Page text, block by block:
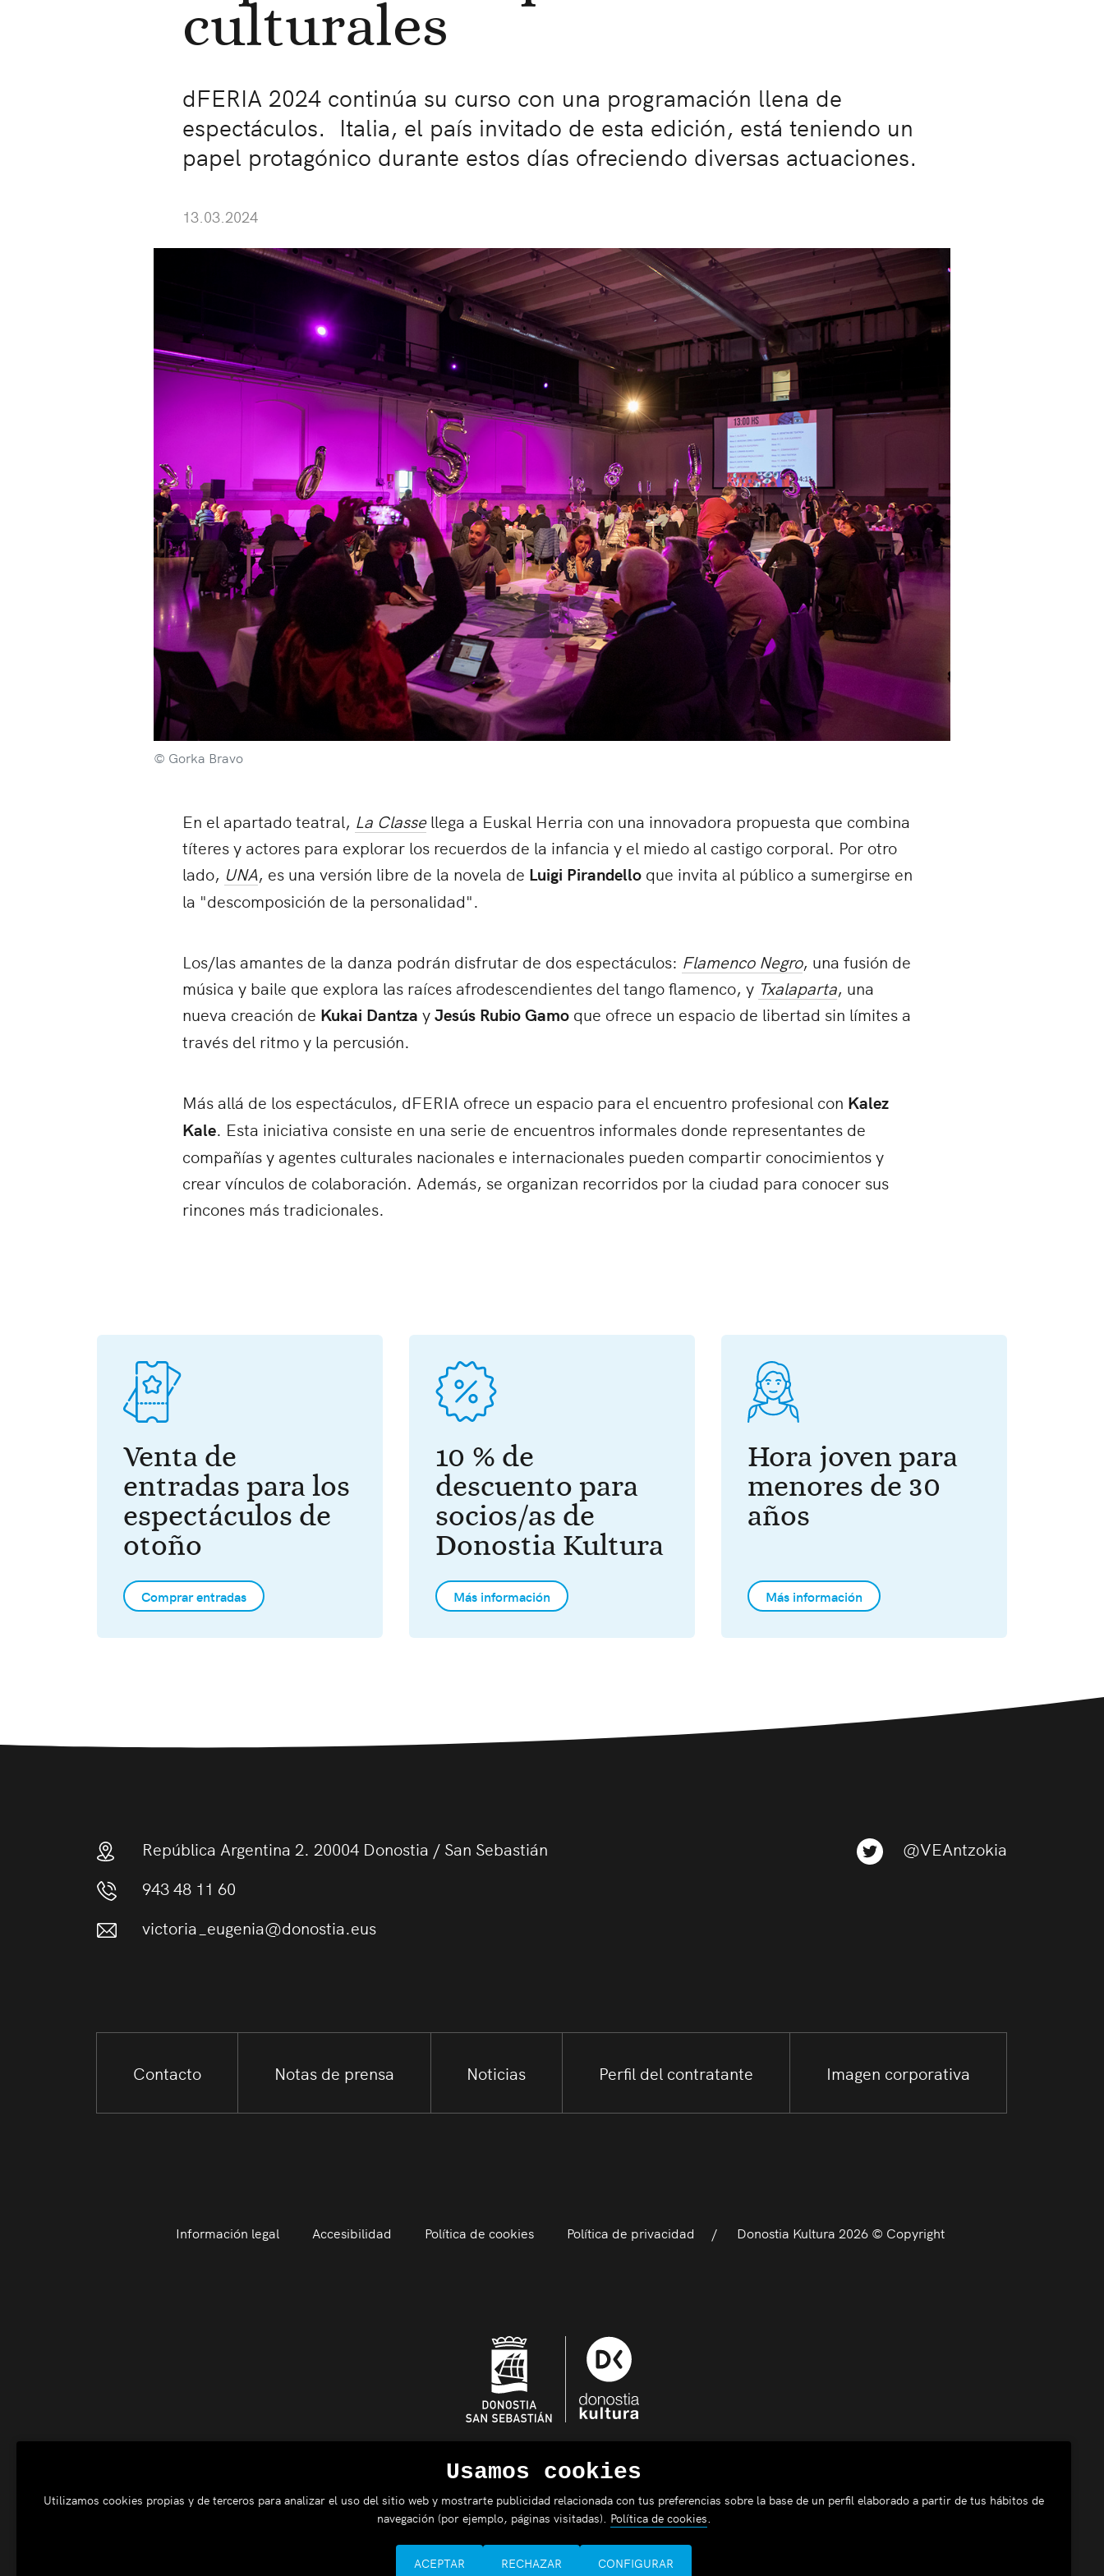
culturales
dFERIA 2024 continúa su curso con una programación llena de
espectáculos. Italia, el país invitado de esta edición, está teniendo un
papel protagónico durante estos días ofreciendo diversas actuaciones.
13.03.2024
© Gorka Bravo
En el apartado teatral, La Classellega a Euskal Herria con una innovadora propuesta que combina
títeres y actores para explorar los recuerdos de la infancia y el miedo al castigo corporal. Por otro
lado, UNA, es una versión libre de la novela de Luigi Pirandello que invita al público a sumergirse en
la "descomposición de la personalidad".
Los/las amantes de la danza podrán disfrutar de dos espectáculos: Flamenco Negro, una fusión de
música y baile que explora las raíces afrodescendientes del tango flamenco, y Txalaparta, una
nueva creación de Kukai Dantza yJesús Rubio Gamo que ofrece un espacio de libertad sin límites a
través del ritmo y la percusión.
Más allá de los espectáculos, dFERIA ofrece un espacio para el encuentro profesional con Kalez
Kale. Esta iniciativa consiste en una serie de encuentros informales donde representantes de
compañías y agentes culturales nacionales e internacionales pueden compartir conocimientos y
crear vínculos de colaboración. Además, se organizan recorridos por la ciudad para conocer sus
rincones más tradicionales.
Venta de
entradas para los
espectáculos de
otoño
Comprar entradas
10 % de
descuento para
socios/as de
Donostia Kultura
Más información
Hora joven para
menores de 30
años
Más información
República Argentina 2. 20004 Donostia / San Sebastián
943 48 11 60
victoria_eugenia@donostia.eus
@VEAntzokia
Contacto Notas de prensa Noticias Perfil del contratante Imagen corporativa
Información legal Accesibilidad Política de cookies Política de privacidad Donostia Kultura 2026 © Copyright
Usamos cookies
Utilizamos cookies propias y de terceros para analizar el uso del sitio web y mostrarte publicidad relacionada con tus preferencias sobre la base de un perfil elaborado a partir de tus hábitos de
navegación (por ejemplo, páginas visitadas). Política de cookies.
CONFIGURAR
RECHAZAR
ACEPTAR